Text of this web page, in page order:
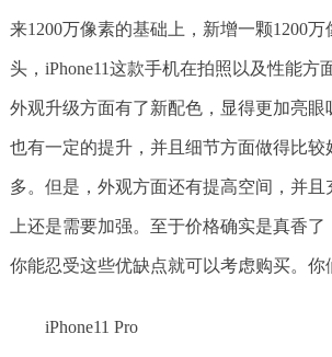
来1200万像素的基础上，新增一颗1200
头，iPhone11这款手机在拍照以及性能方
外观升级方面有了新配色，显得更加亮眼
也有一定的提升，并且细节方面做得比较
多。但是，外观方面还有提高空间，并且
上还是需要加强。至于价格确实是真香
你能忍受这些优缺点就可以考虑购买。你
iPhone11 Pro